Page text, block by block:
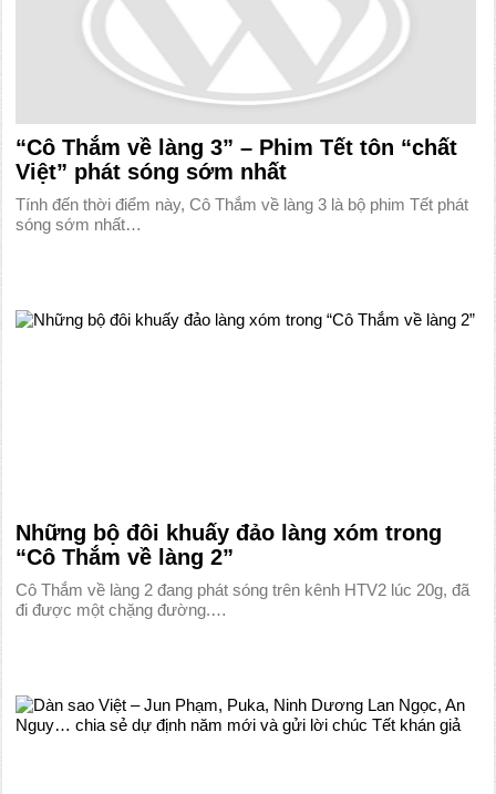
“Cô Thắm về làng 3” – Phim Tết tôn “chất
Việt” phát sóng sớm nhất
Tính đến thời điểm này, Cô Thắm về làng 3 là bộ phim Tết phát
sóng sớm nhất…
Những bộ đôi khuấy đảo làng xóm trong
“Cô Thắm về làng 2”
Cô Thắm về làng 2 đang phát sóng trên kênh HTV2 lúc 20g, đã
đi được một chặng đường.…